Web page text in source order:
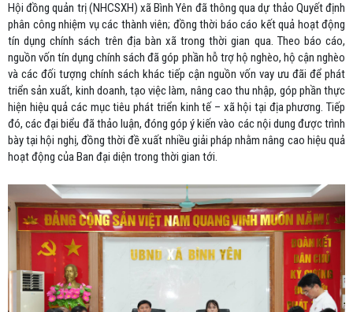
Hội đồng quản trị (NHCSXH) xã Bình Yên đã thông qua dự thảo Quyết định
phân công nhiệm vụ các thành viên; đồng thời báo cáo kết quả hoạt động
tín dụng chính sách trên địa bàn xã trong thời gian qua. Theo báo cáo,
nguồn vốn tín dụng chính sách đã góp phần hỗ trợ hộ nghèo, hộ cận nghèo
và các đối tượng chính sách khác tiếp cận nguồn vốn vay ưu đãi để phát
triển sản xuất, kinh doanh, tạo việc làm, nâng cao thu nhập, góp phần thực
hiện hiệu quả các mục tiêu phát triển kinh tế – xã hội tại địa phương. Tiếp
đó, các đại biểu đã thảo luận, đóng góp ý kiến vào các nội dung được trình
bày tại hội nghị, đồng thời đề xuất nhiều giải pháp nhằm nâng cao hiệu quả
hoạt động của Ban đại diện trong thời gian tới.